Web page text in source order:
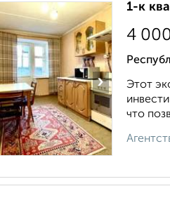
›
1-к
4
Этот
что